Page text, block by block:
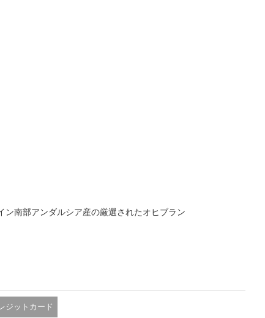
南部アンダルシア産の厳選されたオヒブラン
ジットカード